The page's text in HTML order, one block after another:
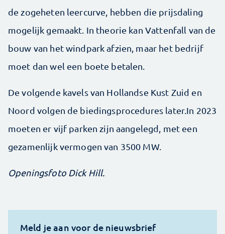
de zogeheten leercurve, hebben die prijsdaling
mogelijk gemaakt. In theorie kan Vattenfall van de
bouw van het windpark afzien, maar het bedrijf
moet dan wel een boete betalen.
De volgende kavels van Hollandse Kust Zuid en
Noord volgen de biedingsprocedures later.In 2023
moeten er vijf parken zijn aangelegd, met een
gezamenlijk vermogen van 3500 MW.
Openingsfoto Dick Hill.
Meld je aan voor de nieuwsbrief